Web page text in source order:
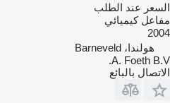
السعر عند الطلب
مفاعل كيميائي
2004
هولندا، Barneveld
A. Foeth B.V.
الاتصال بالبائع